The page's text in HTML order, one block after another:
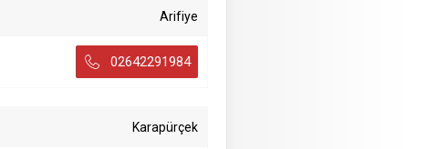
Arifiye
02642291984
Karapürçek